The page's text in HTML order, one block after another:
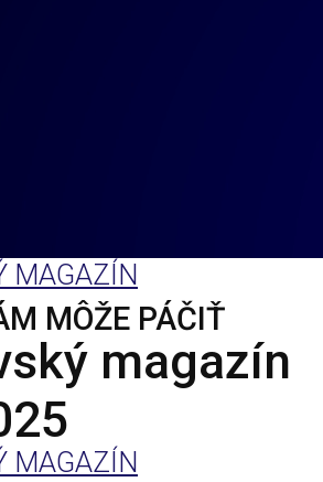
MAGAZÍN
magazín
MÔŽE PÁČIŤ
MAGAZÍN